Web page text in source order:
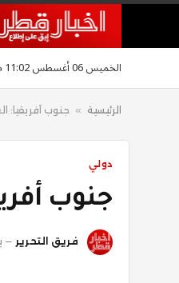
الخميس 06 أغسطس 11:02 م
الرئيسية » جنوب أفريقيا:
دولي
جنوب
فريق التحرير